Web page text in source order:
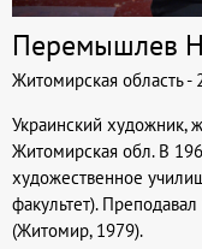
Перемышлев
Житомирская область -
Украинский художник,
Житомирская обл. В
художественное
факультет).
(Житомир, 1979).